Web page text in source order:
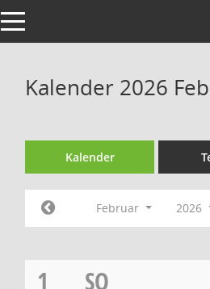
Toggle navigation
Kalender 2026
Kalender
Februar 2026
1
SO